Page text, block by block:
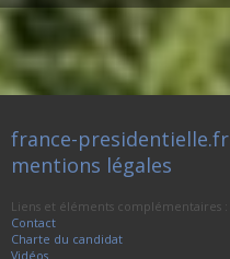
france-presidentielle.fr
mentions légales
Liens et éléments complémentaires :
Contact
Charte du candidat
Vidéos